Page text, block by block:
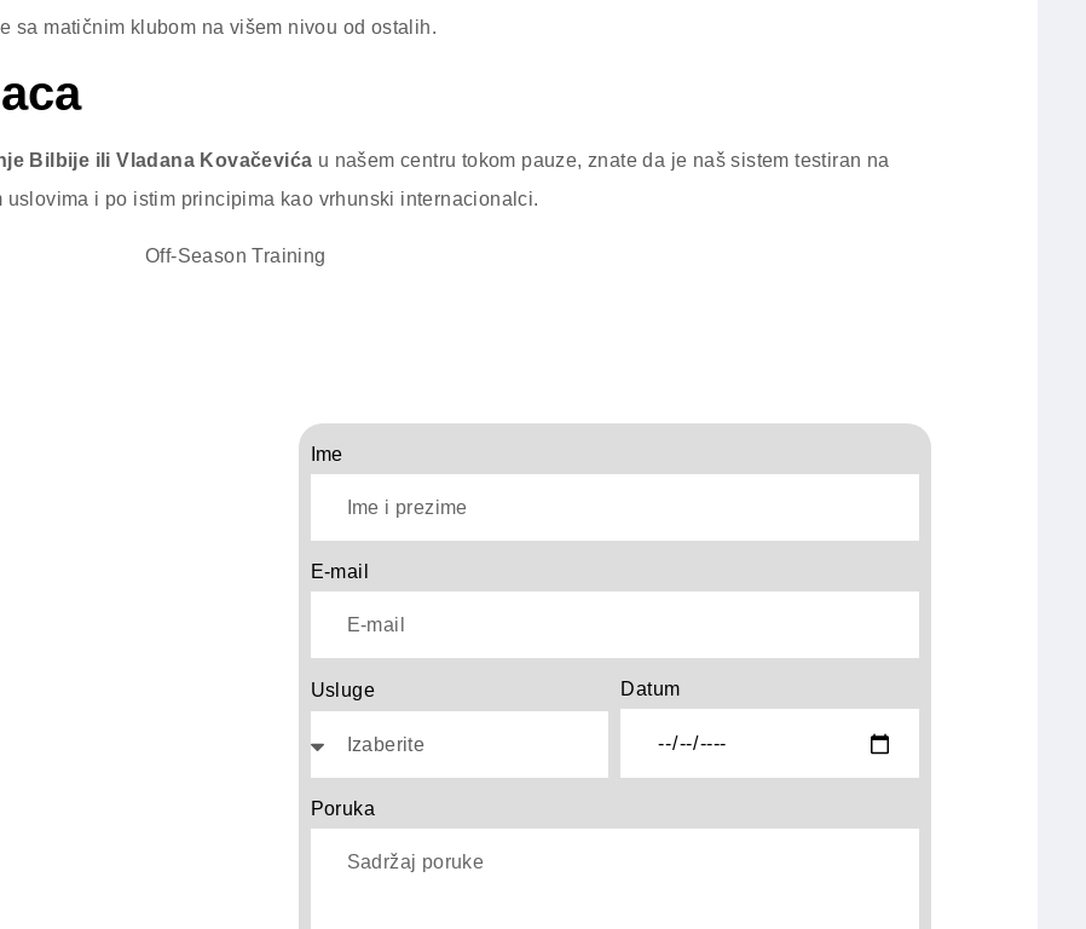
sa matičnim klubom na višem nivou od ostalih.
Bilbije ili Vladana Kovačevića u našem centru tokom pauze, znate da je naš sistem testiran na
i po istim principima kao vrhunski internacionalci.
Ime
E-mail
Usluge Datum
Poruka